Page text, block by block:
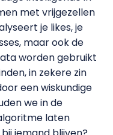
met vrijgezellen
je likes, je
maar ook de
worden gebruikt
in zekere zin
een wiskundige
we in de
laten